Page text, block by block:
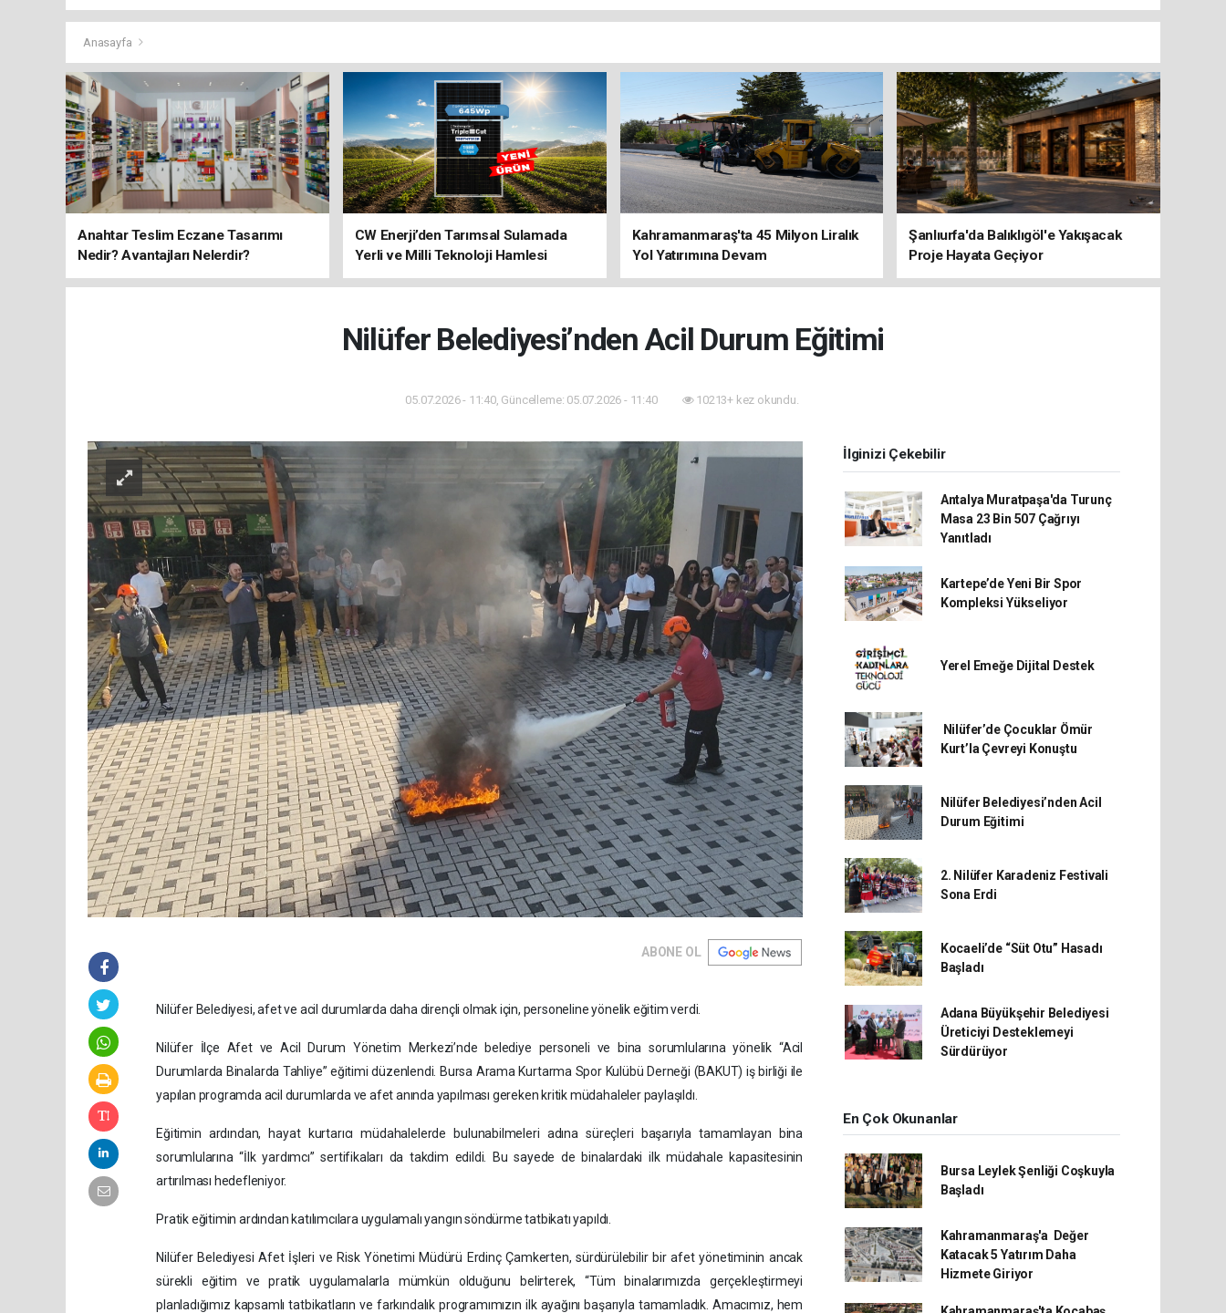
Anasayfa
Anahtar Teslim Eczane Tasarımı
Nedir? Avantajları Nelerdir?
CW Enerji’den Tarımsal Sulamada
Yerli ve Milli Teknoloji Hamlesi
Kahramanmaraş'ta 45 Milyon Liralık
Yol Yatırımına Devam
Şanlıurfa'da Balıklıgöl'e Yakışacak
Proje Hayata Geçiyor
Nilüfer Belediyesi’nden Acil Durum Eğitimi
05.07.2026 - 11:40, Güncelleme: 05.07.2026 - 11:40 10213+ kez okundu.
ABONE OL
Nilüfer Belediyesi, afet ve acil durumlarda daha dirençli olmak için, personeline yönelik eğitim verdi.
Nilüfer İlçe Afet ve Acil Durum Yönetim Merkezi’nde belediye personeli ve bina sorumlularına yönelik “Acil
Durumlarda Binalarda Tahliye” eğitimi düzenlendi. Bursa Arama Kurtarma Spor Kulübü Derneği (BAKUT) iş birliği ile
yapılan programda acil durumlarda ve afet anında yapılması gereken kritik müdahaleler paylaşıldı.
Eğitimin ardından, hayat kurtarıcı müdahalelerde bulunabilmeleri adına süreçleri başarıyla tamamlayan bina
sorumlularına “İlk yardımcı” sertifikaları da takdim edildi. Bu sayede de binalardaki ilk müdahale kapasitesinin
artırılması hedefleniyor.
Pratik eğitimin ardından katılımcılara uygulamalı yangın söndürme tatbikatı yapıldı.
Nilüfer Belediyesi Afet İşleri ve Risk Yönetimi Müdürü Erdinç Çamkerten, sürdürülebilir bir afet yönetiminin ancak
sürekli eğitim ve pratik uygulamalarla mümkün olduğunu belirterek, “Tüm binalarımızda gerçekleştirmeyi
planladığımız kapsamlı tatbikatların ve farkındalık programımızın ilk ayağını başarıyla tamamladık. Amacımız, hem
İlginizi Çekebilir
Antalya Muratpaşa'da Turunç
Masa 23 Bin 507 Çağrıyı
Yanıtladı
Kartepe’de Yeni Bir Spor
Kompleksi Yükseliyor
Yerel Emeğe Dijital Destek
Nilüfer’de Çocuklar Ömür
Kurt’la Çevreyi Konuştu
Nilüfer Belediyesi’nden Acil
Durum Eğitimi
2. Nilüfer Karadeniz Festivali
Sona Erdi
Kocaeli’de “Süt Otu” Hasadı
Başladı
Adana Büyükşehir Belediyesi
Üreticiyi Desteklemeyi
Sürdürüyor
En Çok Okunanlar
Bursa Leylek Şenliği Coşkuyla
Başladı
Kahramanmaraş'a Değer
Katacak 5 Yatırım Daha
Hizmete Giriyor